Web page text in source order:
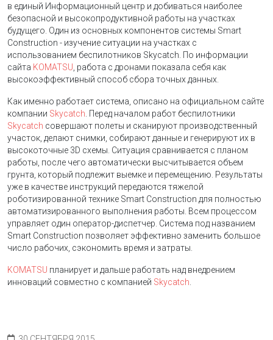
в единый Информационный центр и добиваться наиболее
безопасной и высокопродуктивной работы на участках
будущего. Один из основных компонентов системы Smart
Construction - изучение ситуации на участках с
использованием беспилотников Skycatch. По информации
сайта KOMATSU , работа с дронами показала себя как
высокоэффективный способ сбора точных данных.
Как именно работает система, описано на официальном сайте
компании Skycatch . Перед началом работ беспилотники
Skycatch совершают полеты и сканируют производственный
участок, делают снимки, собирают данные и генерируют их в
высокоточные 3D схемы. Ситуация сравнивается с планом
работы, после чего автоматически высчитывается объем
грунта, который подлежит выемке и перемещению. Результаты
уже в качестве инструкций передаются тяжелой
роботизированной технике Smart Construction для полностью
автоматизированного выполнения работы. Всем процессом
управляет один оператор-диспетчер. Система под названием
Smart Construction позволяет эффективно заменить большое
число рабочих, сэкономить время и затраты.
KOMATSU планирует и дальше работать над внедрением
инноваций совместно с компанией Skycatch